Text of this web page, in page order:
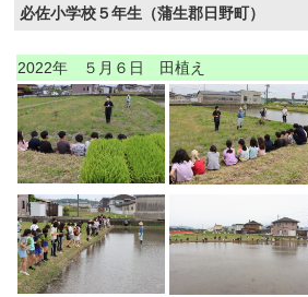
必佐小学校５年生（蒲生郡日野町）
2022年 ５月６日 田植え